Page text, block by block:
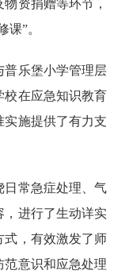
资捐赠等环节，
”。
普乐堡小学管理层
校在应急知识教育
实施提供了有力支
日常急症处理、气
，进行了生动详实
式，有效激发了师
范意识和应急处理